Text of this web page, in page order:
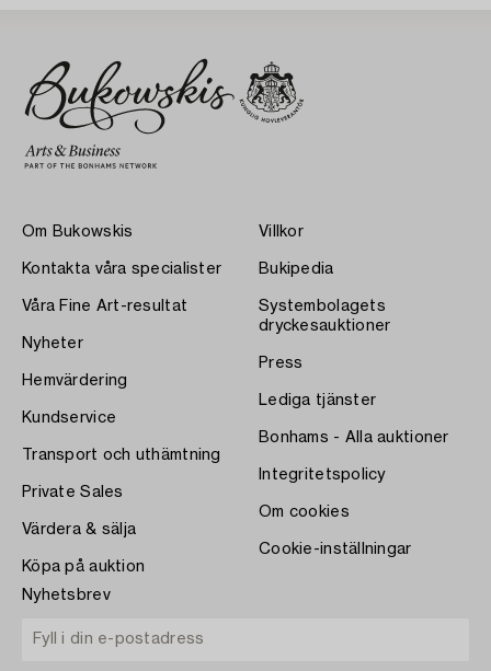
Om Bukowskis
Kontakta våra specialister
Våra Fine Art-resultat
Nyheter
Hemvärdering
Kundservice
Transport och uthämtning
Private Sales
Värdera & sälja
Köpa på auktion
Villkor
Bukipedia
Systembolagets
dryckesauktioner
Press
Lediga tjänster
Bonhams - Alla auktioner
Integritetspolicy
Om cookies
Cookie-inställningar
Nyhetsbrev